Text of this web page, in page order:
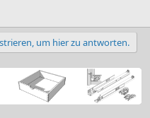
um hier zu antworten.